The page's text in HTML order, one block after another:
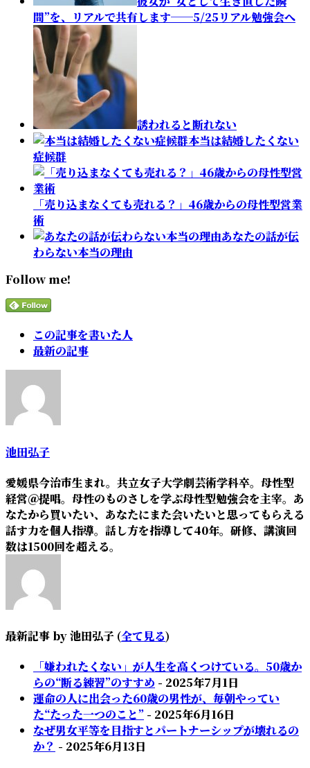
間”を、リアルで共有します──5/25リアル勉強会へ
誘われると断れない
本当は結婚したくない
症候群
「売り込まなくても売れる？」46歳からの母性型営業
術
あなたの話が伝
わらない本当の理由
Follow me!
The
following
two
tabs
change
content
below.
この記事を書いた人
最新の記事
池田弘子
愛媛県今治市生まれ。共立女子大学劇芸術学科卒。母性型
経営＠提唱。母性のものさしを学ぶ母性型勉強会を主宰。あ
なたから買いたい、あなたにまた会いたいと思ってもらえる
話す力を個人指導。話し方を指導して40年。研修、講演回
数は1500回を超える。
最新記事 by 池田弘子 (全て見る)
「嫌われたくない」が人生を高くつけている。50歳か
らの“断る練習”のすすめ - 2025年7月1日
運命の人に出会った60歳の男性が、毎朝やってい
た“たった一つのこと” - 2025年6月16日
なぜ男女平等を目指すとパートナーシップが壊れるの
か？ - 2025年6月13日